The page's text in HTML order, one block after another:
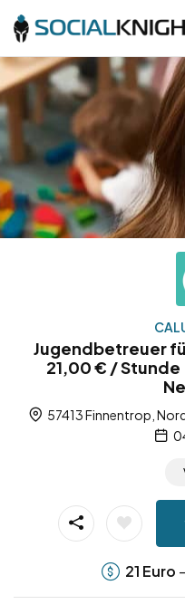
Jugendbetreuer
21,00 € /
57413 Finnentrop,
21 Euro -